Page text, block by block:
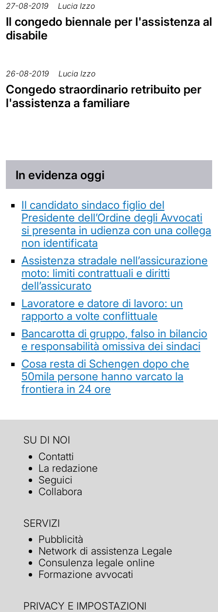
27-08-2019 Lucia Izzo
Il congedo biennale per l'assistenza al
disabile
26-08-2019 Lucia Izzo
Congedo straordinario retribuito per
l'assistenza a familiare
In evidenza oggi
Il candidato sindaco figlio del
Presidente dell’Ordine degli Avvocati
si presenta in udienza con una collega
non identificata
Assistenza stradale nell’assicurazione
moto: limiti contrattuali e diritti
dell’assicurato
Lavoratore e datore di lavoro: un
rapporto a volte conflittuale
Bancarotta di gruppo, falso in bilancio
e responsabilità omissiva dei sindaci
Cosa resta di Schengen dopo che
50mila persone hanno varcato la
frontiera in 24 ore
SU DI NOI
Contatti
La redazione
Seguici
Collabora
SERVIZI
Pubblicità
Network di assistenza Legale
Consulenza legale online
Formazione avvocati
PRIVACY E IMPOSTAZIONI